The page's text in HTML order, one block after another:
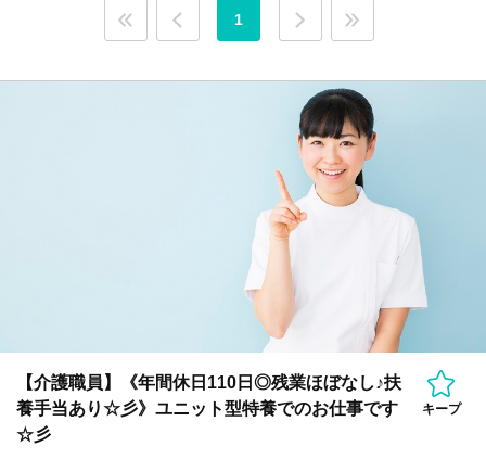
1
【介護職員】《年間休日110日◎残業ほぼなし♪扶
養手当あり☆彡》ユニット型特養でのお仕事です
☆彡
キープ